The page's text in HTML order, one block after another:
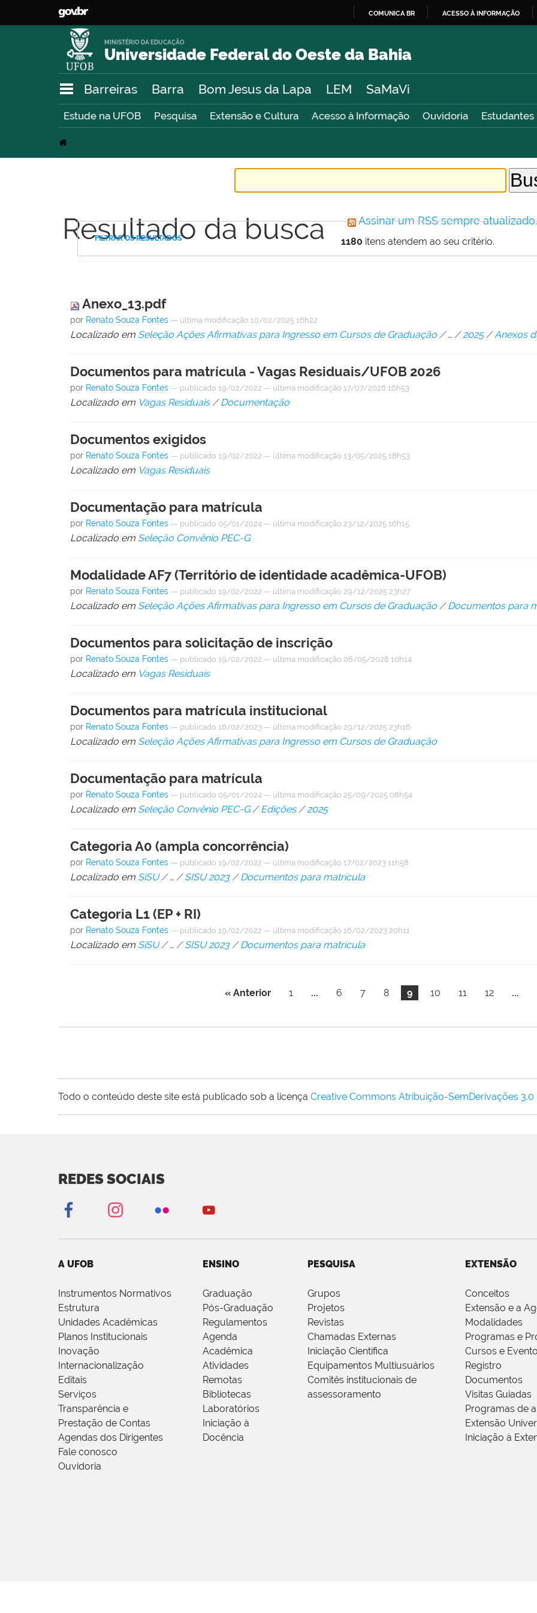
O
COMUNICA BR ACESSO À INFORMAÇÃO
Universidade Federal do Oeste da Bahia
MINISTÉRIO DA EDUCAÇÃO
Barreiras Barra Bom Jesus da Lapa LEM SaMaVi
Estude na UFOB Pesquisa Extensão e Cultura Acesso à Informação Ouvidoria Estudantes
Resultado da busca Assinar um RSS sempre atualizado.
1180 itens atendem ao seu critério.
FILTRAR OS RESULTADOS
Anexo_13.pdf
por Renato Souza Fontes — última modificação 10/02/2025 16h22
Localizado em Seleção Ações Afirmativas para Ingresso em Cursos de Graduação /…/2025 /Anexos
Documentos para matrícula - Vagas Residuais/UFOB 2026
por Renato Souza Fontes — publicado 19/02/2022 — última modificação 17/07/2026 16h53
Localizado em Vagas Residuais /Documentação
Documentos exigidos
por Renato Souza Fontes — publicado 19/02/2022 — última modificação 13/05/2025 18h53
Localizado em Vagas Residuais
Documentação para matrícula
por Renato Souza Fontes — publicado 05/01/2024 — última modificação 23/12/2025 16h15
Localizado em Seleção Convênio PEC-G
Modalidade AF7 (Território de identidade acadêmica-UFOB)
por Renato Souza Fontes — publicado 19/02/2022 — última modificação 29/12/2025 23h27
Localizado em Seleção Ações Afirmativas para Ingresso em Cursos de Graduação /Documentos para
Documentos para solicitação de inscrição
por Renato Souza Fontes — publicado 19/02/2022 — última modificação 08/05/2026 10h14
Localizado em Vagas Residuais
Documentos para matrícula institucional
por Renato Souza Fontes — publicado 16/02/2023 — última modificação 29/12/2025 23h16
Localizado em Seleção Ações Afirmativas para Ingresso em Cursos de Graduação
Documentação para matrícula
por Renato Souza Fontes — publicado 05/01/2024 — última modificação 25/09/2025 08h54
Localizado em Seleção Convênio PEC-G /Edições /2025
Categoria A0 (ampla concorrência)
por Renato Souza Fontes — publicado 19/02/2022 — última modificação 17/02/2023 11h58
Localizado em SiSU /…/SISU 2023 /Documentos para matrícula
Categoria L1 (EP + RI)
por Renato Souza Fontes — publicado 19/02/2022 — última modificação 16/02/2023 20h11
Localizado em SiSU /…/SISU 2023 /Documentos para matrícula
« Anterior 1 ... 6 7 8 9 10 11 12 ...
Todo o conteúdo deste site está publicado sob a licença Creative Commons Atribuição-SemDerivações
REDES SOCIAIS
A UFOB
Instrumentos Normativos
Estrutura
Unidades Acadêmicas
Planos Institucionais
Inovação
Internacionalização
Editais
Serviços
Transparência e
Prestação de Contas
Agendas dos Dirigentes
Fale conosco
Ouvidoria
ENSINO
Graduação
Pós-Graduação
Regulamentos
Agenda
Acadêmica
Atividades
Remotas
Bibliotecas
Laboratórios
Iniciação à
Docência
PESQUISA
Grupos
Projetos
Revistas
Chamadas Externas
Iniciação Científica
Equipamentos Multiusuários
Comitês institucionais de
assessoramento
EXTENSÃO
Conceitos
Extensão e a
Modalidades
Programas e
Cursos e
Registro
Documentos
Visitas Guiadas
Programas de
Extensão
Iniciação à